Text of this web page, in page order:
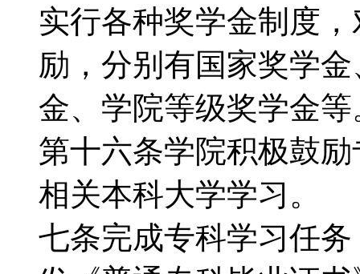
实行各种奖学金制度
励，分别有国家奖学
金、学院等级奖学
第十六条学院积极鼓
相关本科大学学习
七条完成专科学习任